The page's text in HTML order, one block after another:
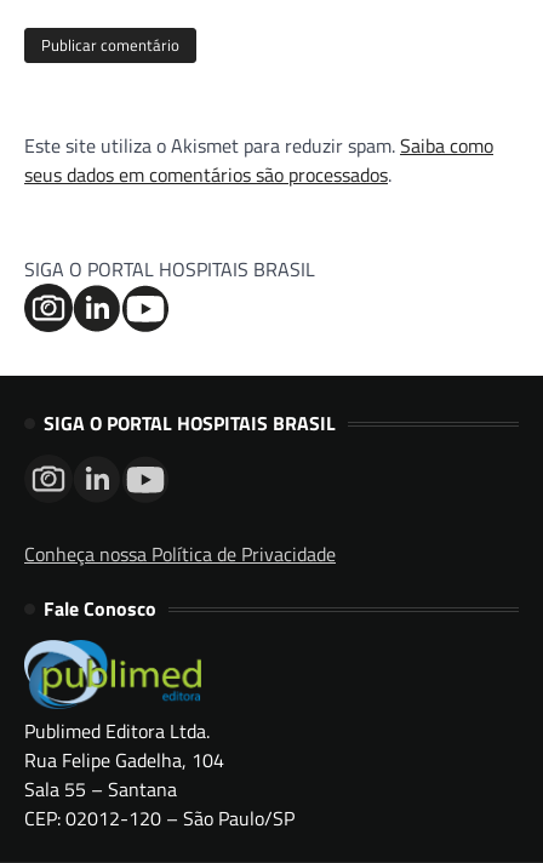
Este site utiliza o Akismet para reduzir spam.Saiba como
seus dados em comentários são processados.
SIGA O PORTAL HOSPITAIS BRASIL
SIGA O PORTAL HOSPITAIS BRASIL
Conheça nossa Política de Privacidade
Fale Conosco
Publimed Editora Ltda.
Rua Felipe Gadelha, 104
Sala 55 – Santana
CEP: 02012-120 – São Paulo/SP